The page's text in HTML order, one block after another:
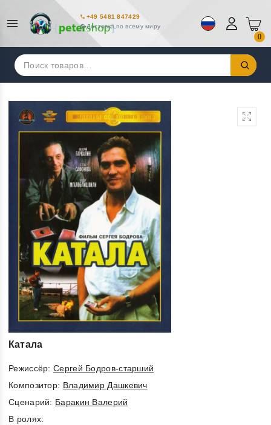
+49 5481 847429
Доставка по всему миру
0
Искать:
Катала
Режиссёр:Сергей Бодров-старший
Композитор: Владимир Дашкевич
Cценарий: Баракин Валерий
В ролях: